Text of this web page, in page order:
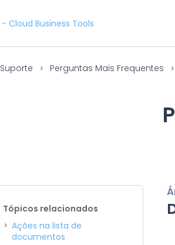
Suporte Perguntas Mais Frequentes
Tópicos relacionados
Ações na lista de
documentos